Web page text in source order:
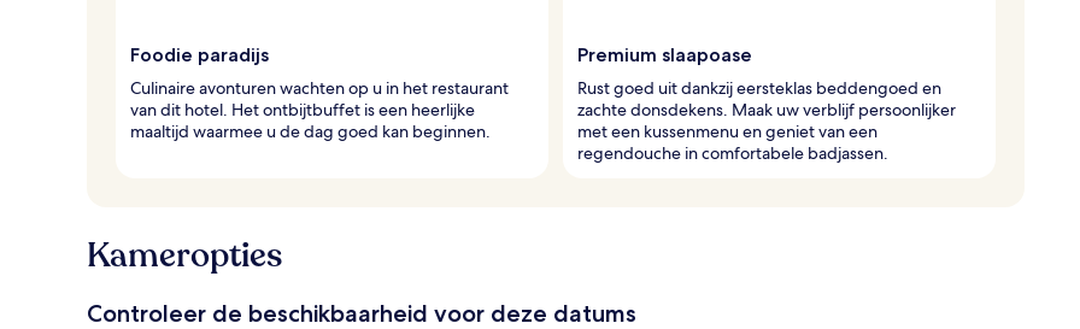
Foodie paradijs
Culinaire avonturen wachten op u in het restaurant
van dit hotel. Het ontbijtbuffet is een heerlijke
maaltijd waarmee u de dag goed kan beginnen.
Premium slaapoase
Rust goed uit dankzij eersteklas beddengoed en
zachte donsdekens. Maak uw verblijf persoonlijker
met een kussenmenu en geniet van een
regendouche in comfortabele badjassen.
Kameropties
Controleer de beschikbaarheid voor deze datums